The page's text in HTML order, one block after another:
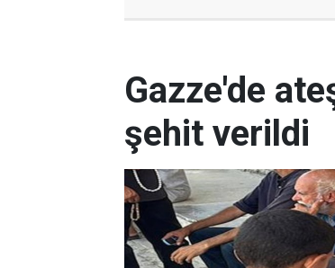
Gazze'de
şehit verildi